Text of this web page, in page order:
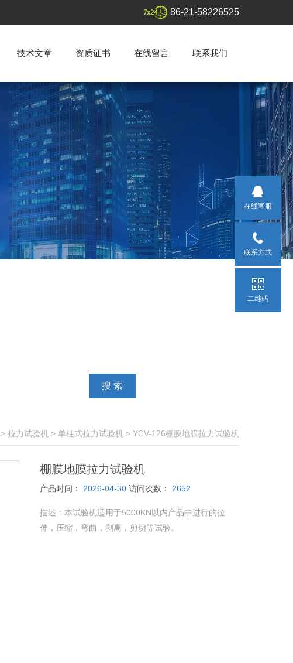
86-21-58226525
技术文章 资质证书 在线留言 联系我们
> 拉力试验机 > 单柱式拉力试验机 > YCV-126棚膜地膜拉力试验机
棚膜地膜拉力试验机
产品时间： 2026-04-30 访问次数： 2652
描述： 本试验机适用于5000KN以内产品中进行的拉
伸，压缩，弯曲，剥离，剪切等试验。
在线客服
联系方式
二维码